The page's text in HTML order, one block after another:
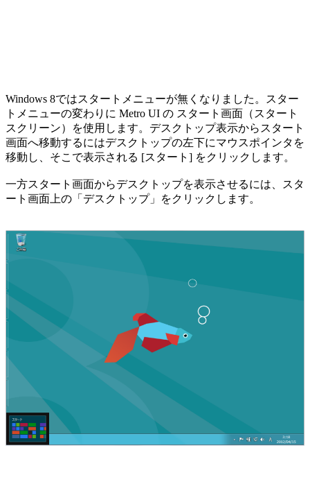
Windows 8ではスタートメニューが無くなりました。スター
トメニューの変わりに Metro UI の スタート画面（スタート
スクリーン）を使用します。デスクトップ表示からスタート
画面へ移動するにはデスクトップの左下にマウスポインタを
移動し、そこで表示される [スタート] をクリックします。
一方スタート画面からデスクトップを表示させるには、スタ
ート画面上の「デスクトップ」をクリックします。